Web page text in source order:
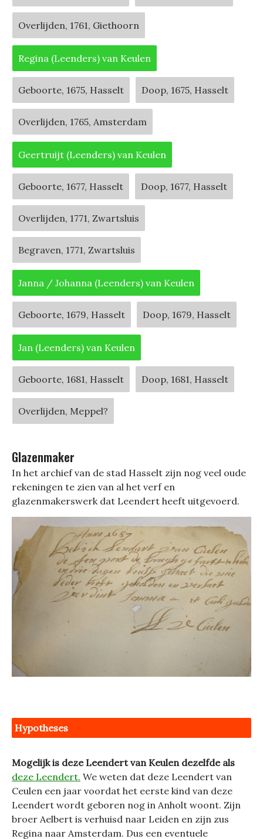
Overlijden, 1761, Giethoorn
Regina (Leenders) van Keulen
Geboorte, 1675, Hasselt Doop, 1675, Hasselt
Overlijden, 1765, Amsterdam
Geertruijt (Leenders) van Keulen
Geboorte, 1677, Hasselt Doop, 1677, Hasselt
Overlijden, 1771, Zwartsluis
Begraven, 1771, Zwartsluis
Janna / Johanna (Leenders) van Keulen
Geboorte, 1679, Hasselt Doop, 1679, Hasselt
Jan (Leenders) van Keulen
Geboorte, 1681, Hasselt Doop, 1681, Hasselt
Overlijden, Meppel?
Glazenmaker
In het archief van de stad Hasselt zijn nog veel oude
rekeningen te zien van al het verf en
glazenmakerswerk dat Leendert heeft uitgevoerd.
Hypotheses
Mogelijk is deze Leendert van Keulen dezelfde als
deze Leendert. We weten dat deze Leendert van
Ceulen een jaar voordat het eerste kind van deze
Leendert wordt geboren nog in Anholt woont. Zijn
broer Aelbert is verhuisd naar Leiden en zijn zus
Regina naar Amsterdam. Dus een eventuele